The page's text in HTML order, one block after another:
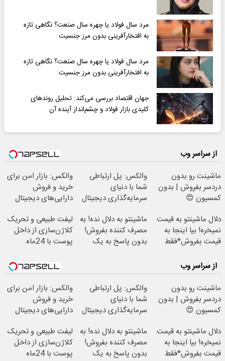
مرد سال فولاد یا چهره سال صنعت؟ نگاهی تازه
به افتخارآفرینی بدون مرز جنسیت
مرد سال فولاد یا چهره سال صنعت؟ نگاهی تازه
به افتخارآفرینی بدون مرز جنسیت
جهان اقتصاد بررسی می‌کند: تحلیل روندهای
کلیدی بازار فولاد و چشم‌انداز آینده آن
از سراسر وب
ماشینت رو بدون
دردسر بفروش | بدون
کمسیون 😍
والکس: پل ارتباطی
شما با دنیای
سرمایه‌گذاری دیجیتال
والکس: بازار امن برای
خرید و فروش
دارایی‌های دیجیتال
دلال ماشینتو به قیمت
نمیخره! بیا اینجا به
قیمت بفروش*فقط
ماشینتو به دلال نده! به
مصرف کننده بفروش!
بدون پاسخ به یک
لیفت طبیعی و تحریک
کلاژن‌سازی از داخل
پوست با 24ماه
از سراسر وب
ماشینت رو بدون
دردسر بفروش | بدون
کمسیون 😍
والکس: پل ارتباطی
شما با دنیای
سرمایه‌گذاری دیجیتال
والکس: بازار امن برای
خرید و فروش
دارایی‌های دیجیتال
دلال ماشینتو به قیمت
نمیخره! بیا اینجا به
قیمت بفروش*فقط
ماشینتو به دلال نده! به
مصرف کننده بفروش!
بدون پاسخ به یک
لیفت طبیعی و تحریک
کلاژن‌سازی از داخل
پوست با 24ماه